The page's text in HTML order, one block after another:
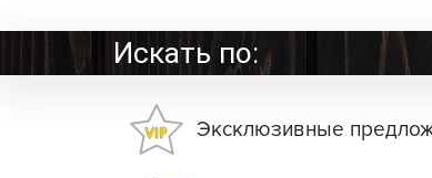
Искать по:
Эксклюзивные